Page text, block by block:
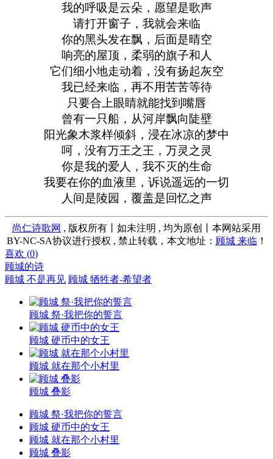
我的呼吸是云朵，愿望是歌声
请打开窗子，我就会来临
你的黑头发在飘，后面是晴空
响亮的屋顶，柔弱的旗子和人
它们细小地走动着，没有扬起灰空
我已经来临，再不用苦苦等待
只要合上眼睛就能找到嘴唇
曾有一只船，从河岸飘向陡壁
阳光象木浆样倾斜，浸在冰凉的梦中
呵，没有万王之王，万灵之灵
你是我的爱人，我不灭的生命
我要在你的血液里，诉说遥远的一切
人间是陵园，覆盖是回忆之声
尚仁诗歌网 , 版权所有丨如未注明 , 均为原创丨本网站采用
BY-NC-SA协议进行授权 , 禁止转载，本文地址： 顾城 来临 ！
喜欢 (0)
顾城的诗
顾城 不是再见 顾城 牺牲者-希望者
顾城 祭·我把你的誓言
顾城 硬币中的女王
顾城 就在那个小村里
顾城 叠影
顾城 祭·我把你的誓言
顾城 硬币中的女王
顾城 就在那个小村里
顾城 叠影